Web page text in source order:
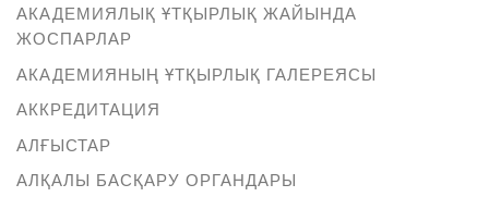
АКАДЕМИЯЛЫҚ ҰТҚЫРЛЫҚ ЖАЙЫНДА
ЖОСПАРЛАР
АКАДЕМИЯНЫҢ ҰТҚЫРЛЫҚ ГАЛЕРЕЯСЫ
АККРЕДИТАЦИЯ
АЛҒЫСТАР
АЛҚАЛЫ БАСҚАРУ ОРГАНДАРЫ